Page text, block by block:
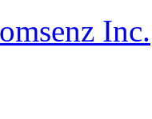
Inc.